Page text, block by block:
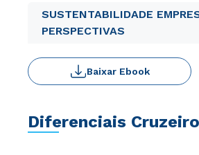
SUSTENTABILIDADE
PERSPECTIVAS
Baixar Ebook
Diferenciais